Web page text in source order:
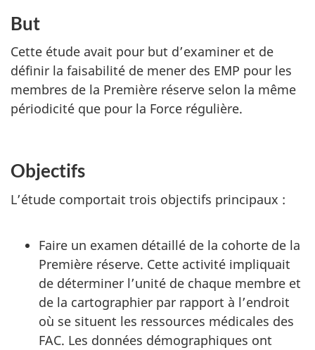
But
Cette étude avait pour but d’examiner et de
définir la faisabilité de mener des EMP pour les
membres de la Première réserve selon la même
périodicité que pour la Force régulière.
Objectifs
L’étude comportait trois objectifs principaux :
Faire un examen détaillé de la cohorte de la
Première réserve. Cette activité impliquait
de déterminer l’unité de chaque membre et
de la cartographier par rapport à l’endroit
où se situent les ressources médicales des
FAC. Les données démographiques ont